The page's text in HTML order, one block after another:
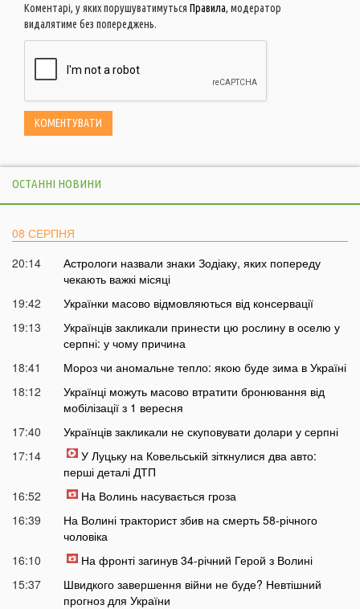
Коментарі, у яких порушуватимуться Правила, модератор
видалятиме без попереджень.
ОСТАННІ НОВИНИ
08 СЕРПНЯ
20:14
Астрологи назвали знаки Зодіаку, яких попереду
чекають важкі місяці
19:42
Українки масово відмовляються від консервації
19:13
Українців закликали принести цю рослину в оселю у
серпні: у чому причина
18:41
Мороз чи аномальне тепло: якою буде зима в Україні
18:12
Українці можуть масово втратити бронювання від
мобілізації з 1 вересня
17:40
Українців закликали не скуповувати долари у серпні
17:14
У Луцьку на Ковельській зіткнулися два авто:
перші деталі ДТП
16:52
На Волинь насувається гроза
16:39
На Волині тракторист збив на смерть 58-річного
чоловіка
16:10
На фронті загинув 34-річний Герой з Волині
15:37
Швидкого завершення війни не буде? Невтішний
прогноз для України